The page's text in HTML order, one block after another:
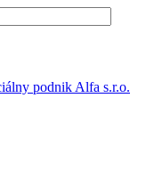
podnik Alfa s.r.o.